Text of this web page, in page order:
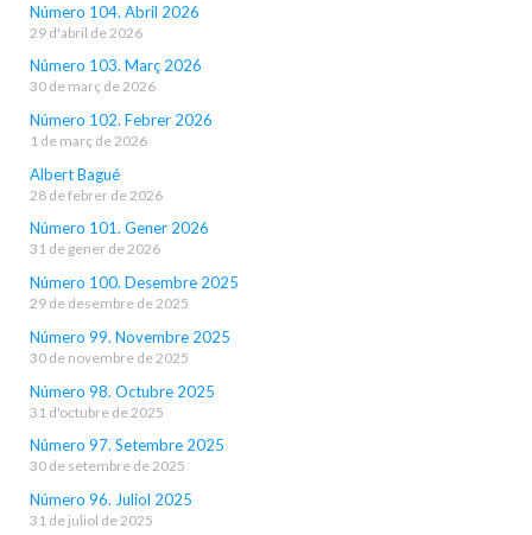
Número 104. Abril 2026
29 d'abril de 2026
Número 103. Març 2026
30 de març de 2026
Número 102. Febrer 2026
1 de març de 2026
Albert Bagué
28 de febrer de 2026
Número 101. Gener 2026
31 de gener de 2026
Número 100. Desembre 2025
29 de desembre de 2025
Número 99. Novembre 2025
30 de novembre de 2025
Número 98. Octubre 2025
31 d'octubre de 2025
Número 97. Setembre 2025
30 de setembre de 2025
Número 96. Juliol 2025
31 de juliol de 2025